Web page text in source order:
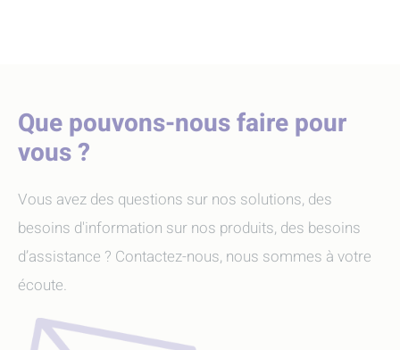
Que pouvons-nous faire pour
vous ?
Vous avez des questions sur nos solutions, des
besoins d'information sur nos produits, des besoins
d’assistance ? Contactez-nous, nous sommes à votre
écoute.